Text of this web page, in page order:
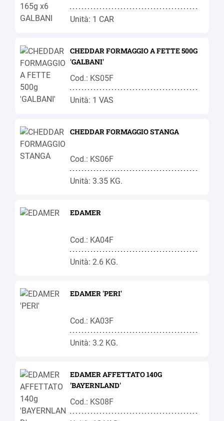
Unità: 1 CAR
CHEDDAR FORMAGGIO A FETTE 500G
'GALBANI'
Cod.: KS05F
Unità: 1 VAS
CHEDDAR FORMAGGIO STANGA
Cod.: KS06F
Unità: 3.35 KG.
EDAMER
Cod.: KA04F
Unità: 2.6 KG.
EDAMER 'PERI'
Cod.: KA03F
Unità: 3.2 KG.
EDAMER AFFETTATO 140G
'BAYERNLAND'
Cod.: KS08F